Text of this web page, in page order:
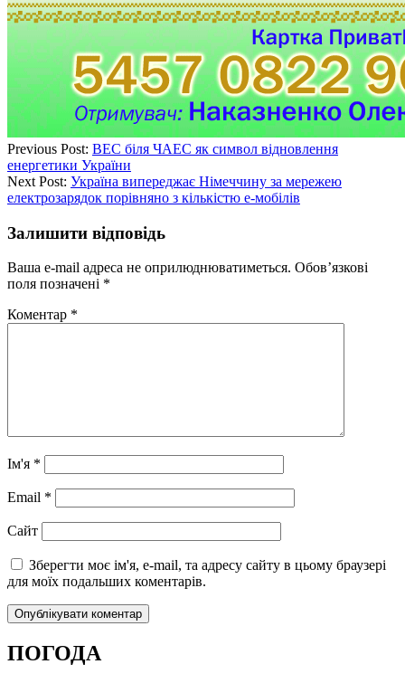
Previous Post: ВЕС біля ЧАЕС як символ відновлення
енергетики України
Next Post: Україна випереджає Німеччину за мережею
електрозарядок порівняно з кількістю е-мобілів
Залишити відповідь
Ваша e-mail адреса не оприлюднюватиметься. Обов’язкові
поля позначені *
Коментар *
Ім'я *
Email *
Сайт
Зберегти моє ім'я, e-mail, та адресу сайту в цьому браузері
для моїх подальших коментарів.
ПОГОДА